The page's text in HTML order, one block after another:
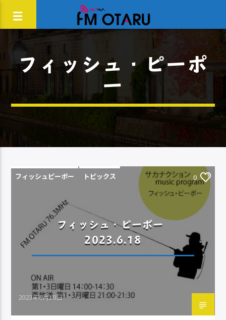
フィッシュ・ピーポ
ー
フィッシュピーポー トピックス 0
フィッシュ・ピーポー
2023.6.18
2023年6月18日